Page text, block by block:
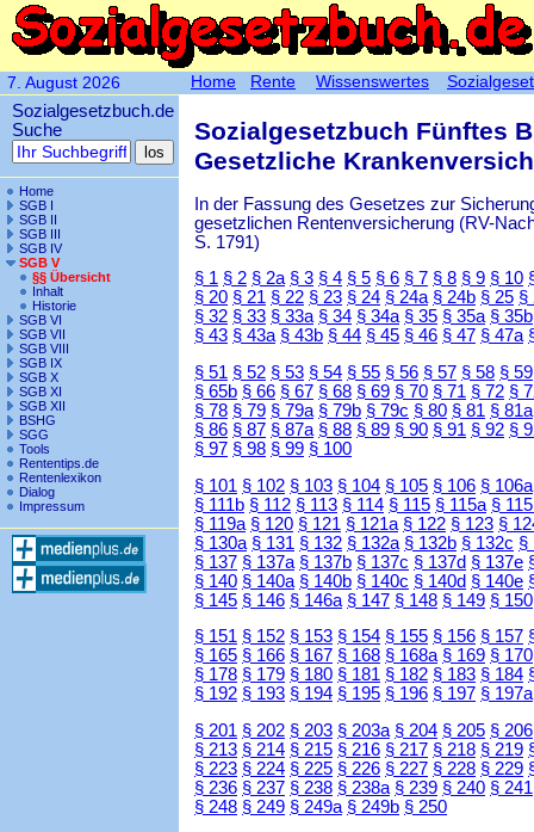
7. August 2026
Sozialgesetzbuch.de
Suche
Home
SGB I
SGB II
SGB III
SGB IV
SGB V
§§ Übersicht
Inhalt
Historie
SGB VI
SGB VII
SGB VIII
SGB IX
SGB X
SGB XI
SGB XII
BSHG
SGG
Tools
Rententips.de
Rentenlexikon
Dialog
Impressum
Sozialgesetzbuch Fünftes
Gesetzliche
In der Fassung des Gesetzes zur
gesetzlichen Rentenversicherung (RV-
S. 1791)
§ 1 § 2 § 2a § 3 § 4 § 5 § 6 § 7 § 8 § 9 § 10
§ 20 § 21 § 22 § 23 § 24 § 24a § 24b § 25 §
§ 32 § 33 § 33a § 34 § 34a § 35 § 35a § 35b
§ 43 § 43a § 43b § 44 § 45 § 46 § 47 § 47a
§ 51 § 52 § 53 § 54 § 55 § 56 § 57 § 58 § 59
§ 65b § 66 § 67 § 68 § 69 § 70 § 71 § 72 §
§ 78 § 79 § 79a § 79b § 79c § 80 § 81 § 81a
§ 86 § 87 § 87a § 88 § 89 § 90 § 91 § 92 §
§ 97 § 98 § 99 § 100
§ 101 § 102 § 103 § 104 § 105 § 106 § 106a
§ 111b § 112 § 113 § 114 § 115 § 115a §
§ 119a § 120 § 121 § 121a § 122 § 123 §
§ 130a § 131 § 132 § 132a § 132b § 132c §
§ 137 § 137a § 137b § 137c § 137d § 137e
§ 140 § 140a § 140b § 140c § 140d § 140e
§ 145 § 146 § 146a § 147 § 148 § 149 § 150
§ 151 § 152 § 153 § 154 § 155 § 156 § 157
§ 165 § 166 § 167 § 168 § 168a § 169 § 170
§ 178 § 179 § 180 § 181 § 182 § 183 § 184
§ 192 § 193 § 194 § 195 § 196 § 197 § 197a
§ 201 § 202 § 203 § 203a § 204 § 205 § 206
§ 213 § 214 § 215 § 216 § 217 § 218 § 219
§ 223 § 224 § 225 § 226 § 227 § 228 § 229
§ 236 § 237 § 238 § 238a § 239 § 240 § 241
§ 248 § 249 § 249a § 249b § 250
Home Rente Wissenswertes